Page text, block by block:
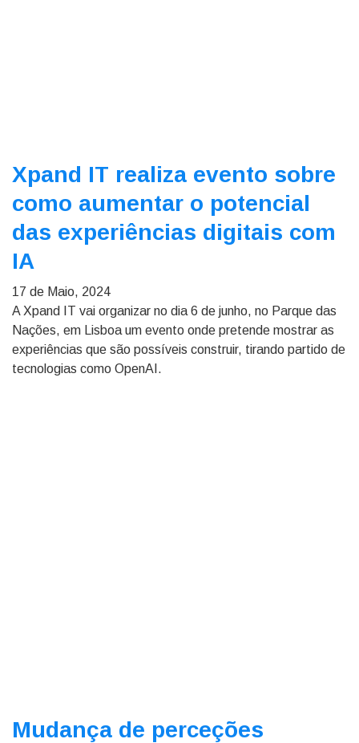
Xpand IT realiza evento sobre
como aumentar o potencial
das experiências digitais com
IA
17 de Maio, 2024
A Xpand IT vai organizar no dia 6 de junho, no Parque das
Nações, em Lisboa um evento onde pretende mostrar as
experiências que são possíveis construir, tirando partido de
tecnologias como OpenAI.
Mudança de perceções